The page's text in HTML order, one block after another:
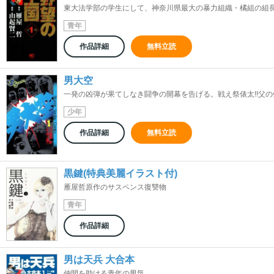
東大法学部の学生にして、神奈川県最大の暴力組織・橘組の組
青年
作品詳細 無料立読
男大空
一発の凶弾が果てしなき闘争の開幕を告げる。戦え祭俵太!!父
少年
作品詳細 無料立読
黒鍵(特典美麗イラスト付)
雁屋哲原作のサスペンス復讐物
青年
作品詳細
男は天兵 大合本